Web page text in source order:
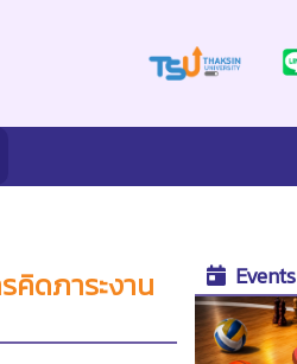
คิดภาระงาน Events